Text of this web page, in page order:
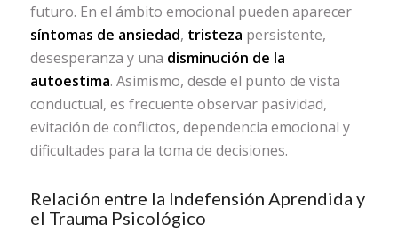
futuro. En el ámbito emocional pueden aparecer
síntomas de ansiedad, tristeza persistente,
desesperanza y una disminución de la
autoestima. Asimismo, desde el punto de vista
conductual, es frecuente observar pasividad,
evitación de conflictos, dependencia emocional y
dificultades para la toma de decisiones.
Relación entre la Indefensión Aprendida y
el Trauma Psicológico